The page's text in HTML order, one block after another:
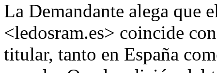
La Demandante alega que
<ledosram.es> coincide
titular, tanto en España